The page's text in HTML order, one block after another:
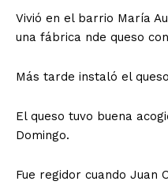
Vivió en el barrio María
una fábrica nde queso
Más tarde instaló el
El queso tuvo buena
Domingo.
Fue regidor cuando Juan